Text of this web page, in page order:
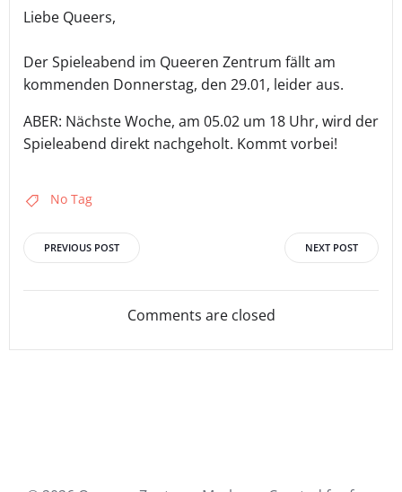
Liebe Queers,
Der Spieleabend im Queeren Zentrum fällt am
kommenden Donnerstag, den 29.01, leider aus.
ABER: Nächste Woche, am 05.02 um 18 Uhr, wird der
Spieleabend direkt nachgeholt. Kommt vorbei!
No Tag
Post
navigation
PREVIOUS POST
navigation
NEXT POST
Comments are closed